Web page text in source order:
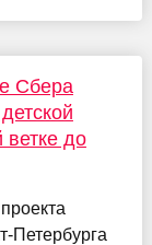
Сбера
ветке до
Петербурга